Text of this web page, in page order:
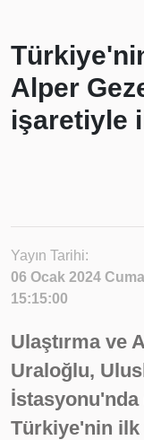
Alper
işaretiyle
Yayın Tarihi:
06 Ocak 2024
15:15:00
Ulaştırma ve
Uraloğlu,
İstasyonu'nda
Türkiye'nin ilk